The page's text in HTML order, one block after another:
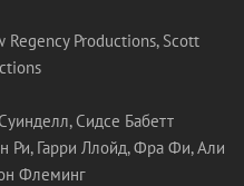
Productions, Scott
Сидсе Бабетт
Ри, Гарри Ллойд, Фра Фи, Али
Флеминг